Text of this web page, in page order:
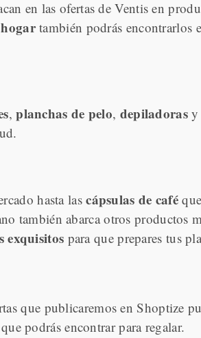
en las ofertas de Ventis en
hogartambién podrás encontrarlos
, planchas de pelo, depiladorasy
hasta lascápsulas de café
también abarca otros productos
exquisitos para que prepares tus
que publicaremos en Shoptize
podrás encontrar para regalar.